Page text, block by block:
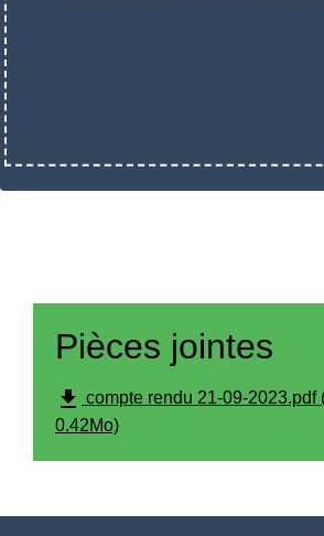
Pièces jointes
file_download compte rendu 21-09-2023.pdf
0.42Mo)